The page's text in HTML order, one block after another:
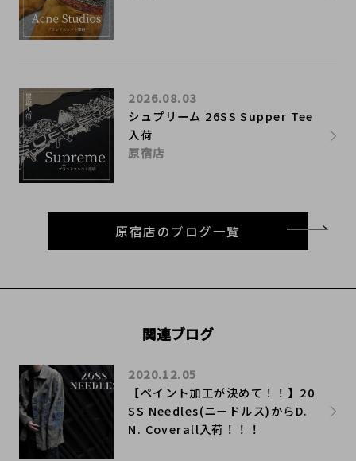
シュプリーム 26SS Supper Tee
入荷
2026.08.03
原宿店
原宿店のブログ一覧
関連ブログ
【ペイント加工が決めて！！】20
SS Needles(ニードルス)からD.
N. Coverall入荷！！！
2020.12.05